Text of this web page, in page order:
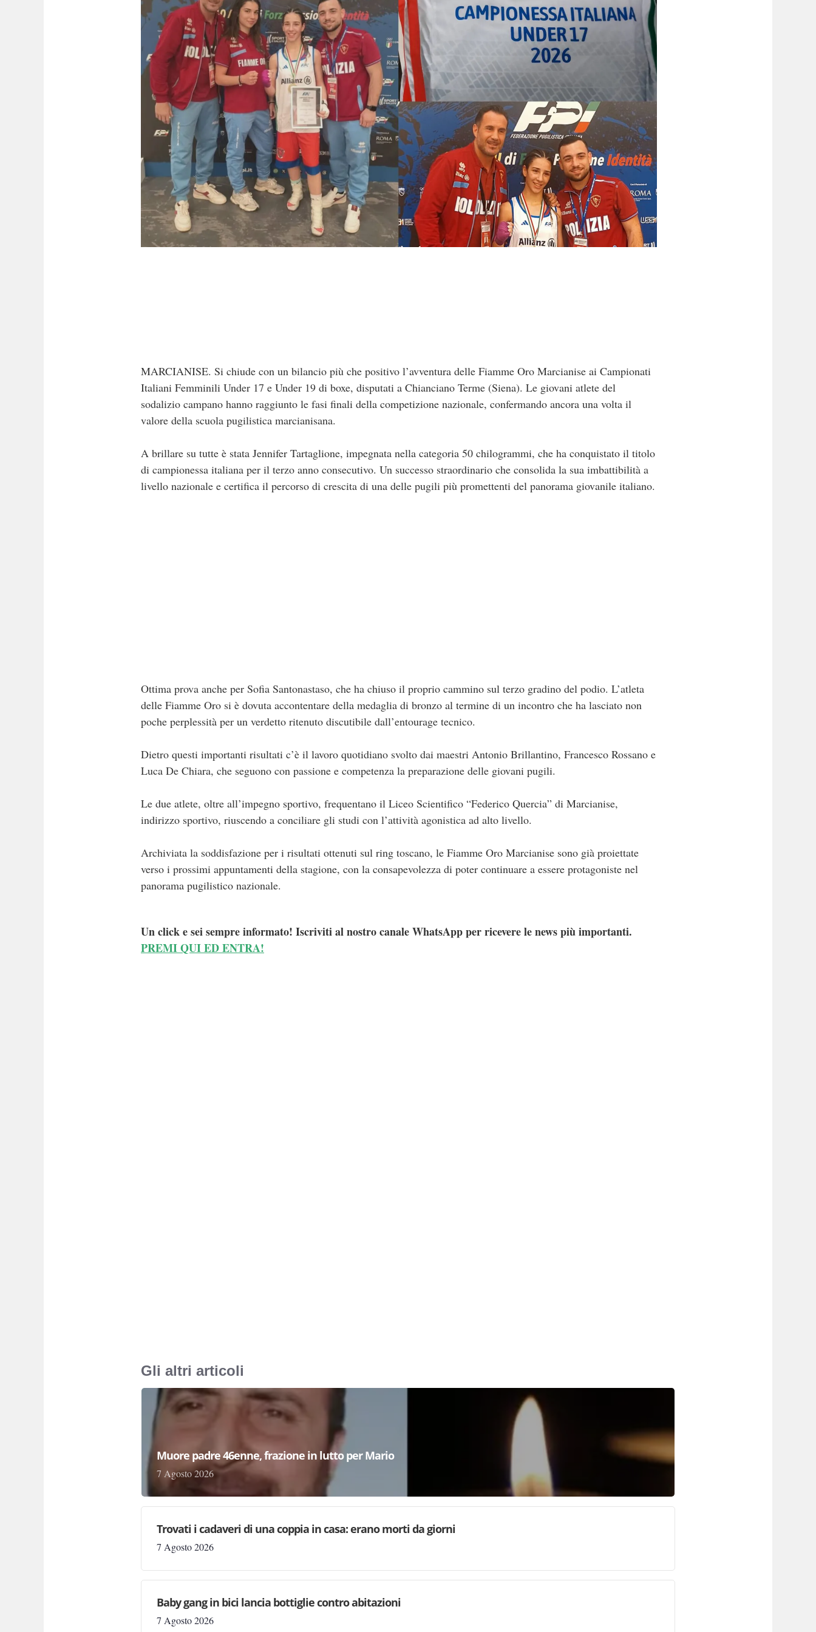
MARCIANISE. Si chiude con un bilancio più che positivo l’avventura delle Fiamme Oro Marcianise ai Campionati
Italiani Femminili Under 17 e Under 19 di boxe, disputati a Chianciano Terme (Siena). Le giovani atlete del
sodalizio campano hanno raggiunto le fasi finali della competizione nazionale, confermando ancora una volta il
valore della scuola pugilistica marcianisana.
A brillare su tutte è stata Jennifer Tartaglione, impegnata nella categoria 50 chilogrammi, che ha conquistato il titolo
di campionessa italiana per il terzo anno consecutivo. Un successo straordinario che consolida la sua imbattibilità a
livello nazionale e certifica il percorso di crescita di una delle pugili più promettenti del panorama giovanile italiano.
Ottima prova anche per Sofia Santonastaso, che ha chiuso il proprio cammino sul terzo gradino del podio. L’atleta
delle Fiamme Oro si è dovuta accontentare della medaglia di bronzo al termine di un incontro che ha lasciato non
poche perplessità per un verdetto ritenuto discutibile dall’entourage tecnico.
Dietro questi importanti risultati c’è il lavoro quotidiano svolto dai maestri Antonio Brillantino, Francesco Rossano e
Luca De Chiara, che seguono con passione e competenza la preparazione delle giovani pugili.
Le due atlete, oltre all’impegno sportivo, frequentano il Liceo Scientifico “Federico Quercia” di Marcianise,
indirizzo sportivo, riuscendo a conciliare gli studi con l’attività agonistica ad alto livello.
Archiviata la soddisfazione per i risultati ottenuti sul ring toscano, le Fiamme Oro Marcianise sono già proiettate
verso i prossimi appuntamenti della stagione, con la consapevolezza di poter continuare a essere protagoniste nel
panorama pugilistico nazionale.
Un click e sei sempre informato! Iscriviti al nostro canale WhatsApp per ricevere le news più importanti.
PREMI QUI ED ENTRA!
Gli altri articoli
Muore padre 46enne, frazione in lutto per Mario
7 Agosto 2026
Trovati i cadaveri di una coppia in casa: erano morti da giorni
7 Agosto 2026
Baby gang in bici lancia bottiglie contro abitazioni
7 Agosto 2026